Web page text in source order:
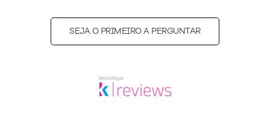
SEJA O PRIMEIRO A PERGUNTAR